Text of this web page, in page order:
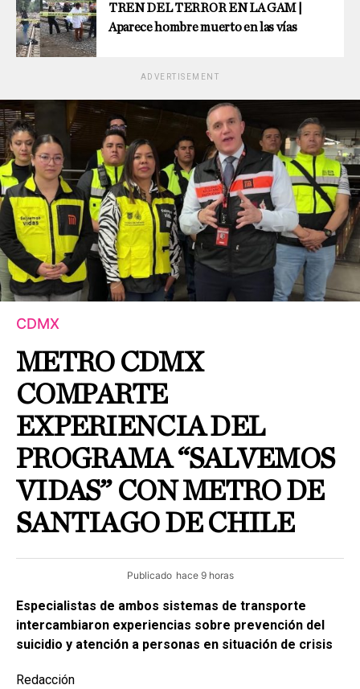
TREN DEL TERROR EN LA GAM |
Aparece hombre muerto en las vías
ADVERTISEMENT
CDMX
METRO CDMX
COMPARTE
EXPERIENCIA DEL
PROGRAMA “SALVEMOS
VIDAS” CON METRO DE
SANTIAGO DE CHILE
Publicado hace 9 horas
Especialistas de ambos sistemas de transporte
intercambiaron experiencias sobre prevención del
suicidio y atención a personas en situación de crisis
Redacción